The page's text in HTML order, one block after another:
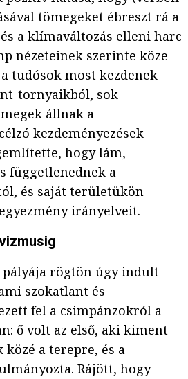
tömegeket ébreszt rá a
a klímaváltozás elleni harc
nézeteinek szerinte köze
tudósok most kezdenek
tornyaikból, sok
állnak a
kezdeményezések
hogy lám,
függetlenednek a
és saját területükön
irányelveit.
pályája rögtön úgy indult
szokatlant és
fel a csimpánzokról a
ő volt az első, aki kiment
közé a terepre, és a
Rájött, hogy